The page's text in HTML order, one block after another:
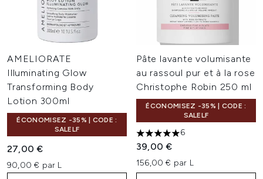
AMELIORATE
Illuminating Glow
Transforming Body
Lotion 300ml
ÉCONOMISEZ -35% | CODE :
SALELF
27,00 €
90,00 € par L
Pâte lavante volumisante
au rassoul pur et à la rose
Christophe Robin 250 ml
ÉCONOMISEZ -35% | CODE :
SALELF
5 étoiles sur un maximum de
6
39,00 €
156,00 € par L